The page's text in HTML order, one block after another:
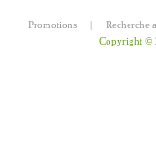
Promotions |
Recherche
Copyright ©